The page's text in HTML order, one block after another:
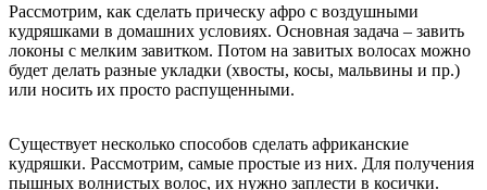
Рассмотрим, как сделать прическу афро с воздушными
кудряшками в домашних условиях. Основная задача – завить
локоны с мелким завитком. Потом на завитых волосах можно
будет делать разные укладки (хвосты, косы, мальвины и пр.)
или носить их просто распущенными.
Существует несколько способов сделать африканские
кудряшки. Рассмотрим, самые простые из них. Для получения
пышных волнистых волос, их нужно заплести в косички.